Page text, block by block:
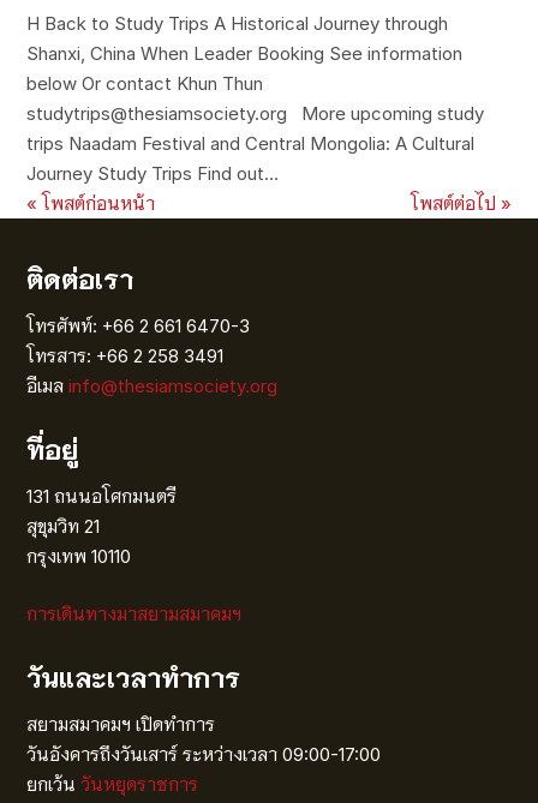
H Back to Study Trips A Historical Journey through
Shanxi, China When Leader Booking See information
below Or contact Khun Thun
studytrips@thesiamsociety.org More upcoming study
trips Naadam Festival and Central Mongolia: A Cultural
Journey Study Trips Find out...
« โพสต์ก่อนหน้า
โพสต์ต่อไป »
ติดต่อเรา
โทรศัพท์: +66 2 661 6470-3
โทรสาร: +66 2 258 3491
อีเมลinfo@thesiamsociety.org
ที่อยู่
131 ถนนอโศกมนตรี
สุขุมวิท 21
กรุงเทพ 10110
การเดินทางมาสยามสมาคมฯ
วันและเวลาทำการ
สยามสมาคมฯ เปิดทำการ
วันอังคารถึงวันเสาร์ ระหว่างเวลา 09:00-17:00
ยกเว้นวันหยุดราชการ